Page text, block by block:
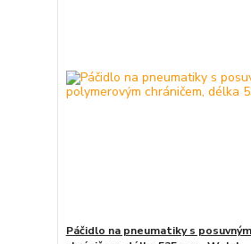
Páčidlo na pneumatiky s